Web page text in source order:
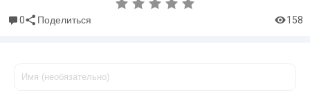
0 Поделиться 158